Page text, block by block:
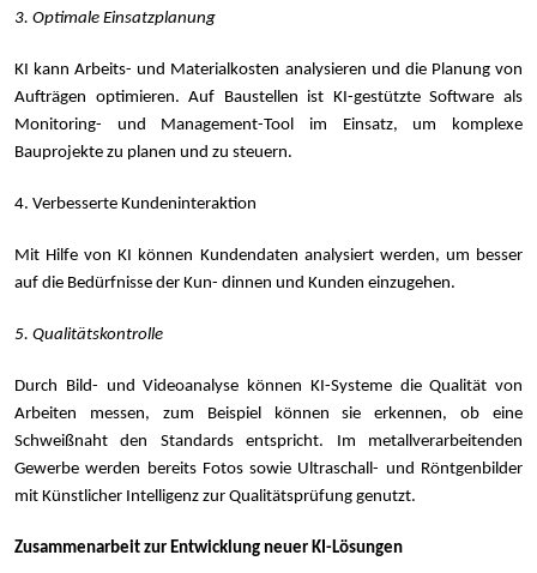
3. Optimale Einsatzplanung
KI kann Arbeits- und Materialkosten analysieren und die Planung von
Aufträgen optimieren. Auf Baustellen ist KI-gestützte Software als
Monitoring- und Management-Tool im Einsatz, um komplexe
Bauprojekte zu planen und zu steuern.
4. Verbesserte Kundeninteraktion
Mit Hilfe von KI können Kundendaten analysiert werden, um besser
auf die Bedürfnisse der Kun- dinnen und Kunden einzugehen.
5. Qualitätskontrolle
Durch Bild- und Videoanalyse können KI-Systeme die Qualität von
Arbeiten messen, zum Beispiel können sie erkennen, ob eine
Schweißnaht den Standards entspricht. Im metallverarbeitenden
Gewerbe werden bereits Fotos sowie Ultraschall- und Röntgenbilder
mit Künstlicher Intelligenz zur Qualitätsprüfung genutzt.
Zusammenarbeit zur Entwicklung neuer KI-Lösungen